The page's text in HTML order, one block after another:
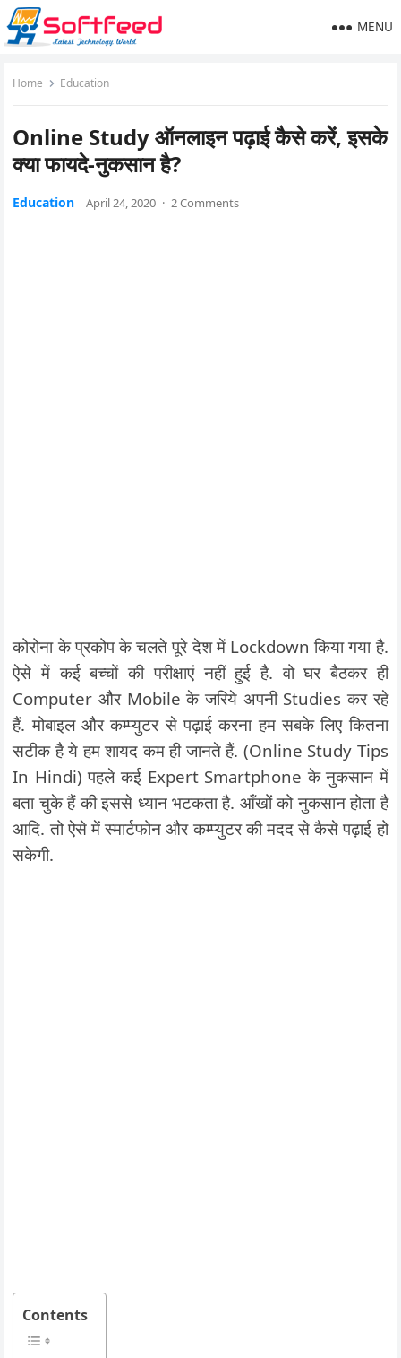
MENU
Home Education
Online Study ऑनलाइन पढ़ाई कैसे करें, इसके
क्या फायदे-नुकसान है?
Education April 24, 2020 · 2 Comments
कोरोना के प्रकोप के चलते पूरे देश में Lockdown किया गया है.
ऐसे में कई बच्चों की परीक्षाएं नहीं हुई है. वो घर बैठकर ही
Computer और Mobile के जरिये अपनी Studies कर रहे
हैं. मोबाइल और कम्प्युटर से पढ़ाई करना हम सबके लिए कितना
सटीक है ये हम शायद कम ही जानते हैं. (Online Study Tips
In Hindi) पहले कई Expert Smartphone के नुकसान में
बता चुके हैं की इससे ध्यान भटकता है. आँखों को नुकसान होता है
आदि. तो ऐसे में स्मार्टफोन और कम्प्युटर की मदद से कैसे पढ़ाई हो
सकेगी.
Contents